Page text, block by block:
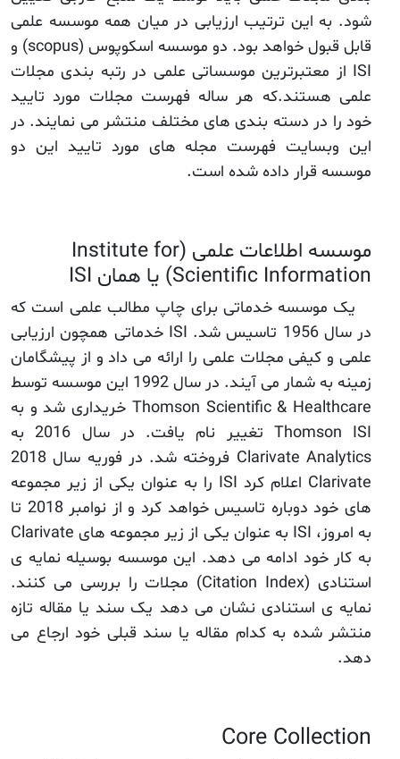
شود. به این ترتیب ارزیابی در میان همه موسسه علمی
قابل قبول خواهد بود. دو موسسه اسکوپوس (scopus) و
ISI از معتبرترین موسساتی علمی در رتبه بندی مجلات
علمی هستند.که هر ساله فهرست مجلات مورد تایید
خود را در دسته بندی های مختلف منتشر می نمایند. در
این وبسایت فهرست مجله های مورد تایید این دو
موسسه قرار داده شده است.
موسسه اطلاعات علمی (Institute for
Scientific Information) یا همان ISI
یک موسسه خدماتی برای چاپ مطالب علمی است که
در سال 1956 تاسیس شد. ISI خدماتی همچون ارزیابی
علمی و کیفی مجلات علمی را ارائه می داد و از پیشگامان
زمینه به شمار می آیند. در سال 1992 این موسسه توسط
Thomson Scientific & Healthcare خریداری شد و به
Thomson ISI تغییر نام یافت. در سال 2016 به
Clarivate Analytics فروخته شد. در فوریه سال 2018
Clarivate اعلام کرد ISI را به عنوان یکی از زیر مجموعه
های خود دوباره تاسیس خواهد کرد و از نوامبر 2018 تا
به امروز، ISI به عنوان یکی از زیر مجموعه های Clarivate
به کار خود ادامه می دهد. این موسسه بوسیله نمایه ی
استنادی (Citation Index) مجلات را بررسی می کنند.
نمایه ی استنادی نشان می دهد یک سند یا مقاله تازه
منتشر شده به کدام مقاله یا سند قبلی خود ارجاع می
دهد.
Core Collection